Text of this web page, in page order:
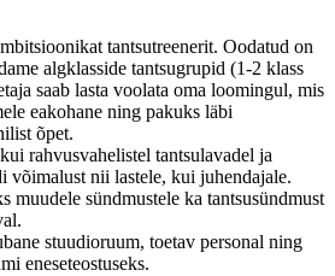
tantsutreenerit. Oodatud on
algklasside tantsugrupid (1-2 klass
saab lasta voolata oma loomingul, mis
eakohane ning pakuks läbi
õpet.
rahvusvahelistel tantsulavadel ja
võimalust nii lastele, kui juhendajale.
muudele sündmustele ka tantsusündmust
stuudioruum, toetav personal ning
eneseteostuseks.